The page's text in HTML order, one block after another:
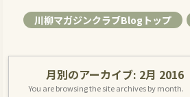
川柳マガジンクラブBlogトップ
月別のアーカイブ: 2月 2016
You are browsing the site archives by month.